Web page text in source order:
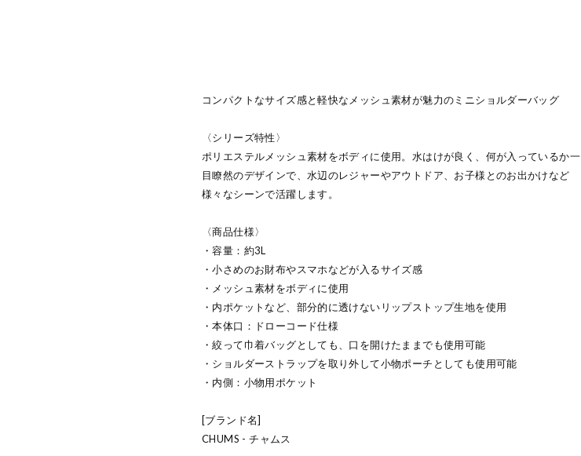
コンパクトなサイズ感と軽快なメッシュ素材が魅力のミニショルダーバッグ
〈シリーズ特性〉
ポリエステルメッシュ素材をボディに使用。水はけが良く、何が入っているか一
目瞭然のデザインで、水辺のレジャーやアウトドア、お子様とのお出かけなど
様々なシーンで活躍します。
〈商品仕様〉
・容量：約3L
・小さめのお財布やスマホなどが入るサイズ感
・メッシュ素材をボディに使用
・内ポケットなど、部分的に透けないリップストップ生地を使用
・本体口：ドローコード仕様
・絞って巾着バッグとしても、口を開けたままでも使用可能
・ショルダーストラップを取り外して小物ポーチとしても使用可能
・内側：小物用ポケット
[ブランド名]
CHUMS - チャムス